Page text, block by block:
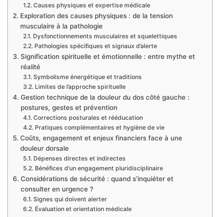
Causes physiques et expertise médicale
Exploration des causes physiques : de la tension
musculaire à la pathologie
Dysfonctionnements musculaires et squelettiques
Pathologies spécifiques et signaux d’alerte
Signification spirituelle et émotionnelle : entre mythe et
réalité
Symbolisme énergétique et traditions
Limites de l’approche spirituelle
Gestion technique de la douleur du dos côté gauche :
postures, gestes et prévention
Corrections posturales et rééducation
Pratiques complémentaires et hygiène de vie
Coûts, engagement et enjeux financiers face à une
douleur dorsale
Dépenses directes et indirectes
Bénéfices d’un engagement pluridisciplinaire
Considérations de sécurité : quand s’inquiéter et
consulter en urgence ?
Signes qui doivent alerter
Évaluation et orientation médicale